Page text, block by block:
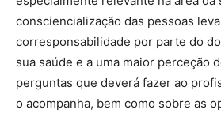
consciencialização das pessoas
corresponsabilidade por parte do
sua saúde e a uma maior perceção
perguntas que deverá fazer ao
o acompanha, bem como sobre as